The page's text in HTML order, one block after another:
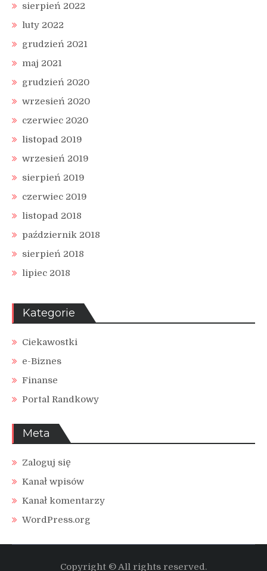
sierpień 2022
luty 2022
grudzień 2021
maj 2021
grudzień 2020
wrzesień 2020
czerwiec 2020
listopad 2019
wrzesień 2019
sierpień 2019
czerwiec 2019
listopad 2018
październik 2018
sierpień 2018
lipiec 2018
Kategorie
Ciekawostki
e-Biznes
Finanse
Portal Randkowy
Meta
Zaloguj się
Kanał wpisów
Kanał komentarzy
WordPress.org
Copyright © All rights reserved.